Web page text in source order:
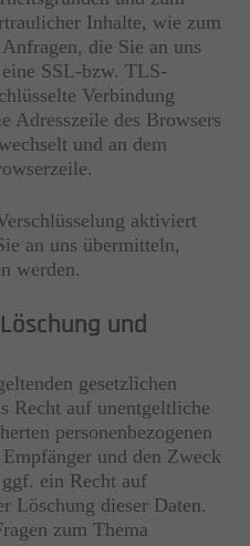
Inhalte, wie zum
die Sie an uns
SSL-bzw. TLS-
Verbindung
Adresszeile des Browsers
und an dem
aktiviert
an uns übermitteln,
werden.
und
gesetzlichen
Recht auf unentgeltliche
personenbezogenen
und den Zweck
ein Recht auf
Löschung dieser Daten.
zum Thema